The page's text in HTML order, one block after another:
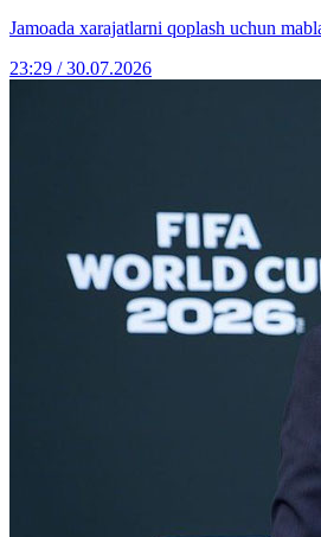
Jamoada xarajatlarni qoplash uchun
23:29 / 30.07.2026